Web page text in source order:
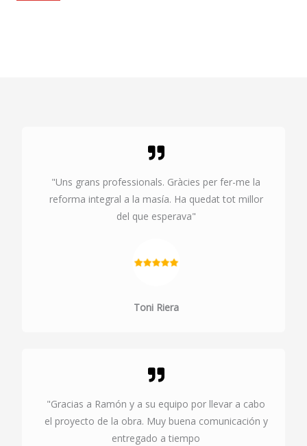
"Uns grans professionals. Gràcies per fer-me la
reforma integral a la masía. Ha quedat tot millor
del que esperava"
Toni Riera
"Gracias a Ramón y a su equipo por llevar a cabo
el proyecto de la obra. Muy buena comunicación y
entregado a tiempo